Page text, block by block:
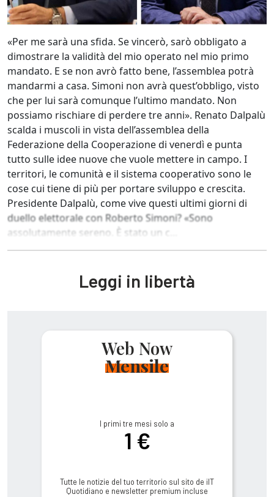
«Per me sarà una sfida. Se vincerò, sarò obbligato a
dimostrare la validità del mio operato nel mio primo
mandato. E se non avrò fatto bene, l’assemblea potrà
mandarmi a casa. Simoni non avrà quest’obbligo, visto
che per lui sarà comunque l’ultimo mandato. Non
possiamo rischiare di perdere tre anni». Renato Dalpalù
scalda i muscoli in vista dell’assemblea della
Federazione della Cooperazione di venerdì e punta
tutto sulle idee nuove che vuole mettere in campo. I
territori, le comunità e il sistema cooperativo sono le
cose cui tiene di più per portare sviluppo e crescita.
Presidente Dalpalù, come vive questi ultimi giorni di
duello elettorale con Roberto Simoni? «Sono
assolutamente sereno. È stato un c...
Leggi in libertà
Web Now
Mensile
I primi tre mesi solo a
1 €
Tutte le notizie del tuo territorio sul sito de ilT
Quotidiano e newsletter premium incluse